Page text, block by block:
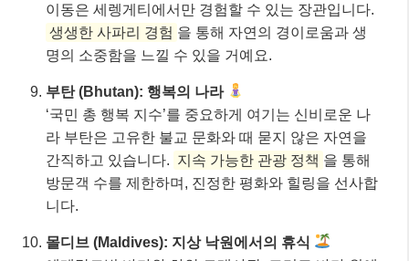
이동은 세렝게티에서만 경험할 수 있는 장관입니다.
생생한 사파리 경험 을 통해 자연의 경이로움과 생
명의 소중함을 느낄 수 있을 거예요.
부탄 (Bhutan): 행복의 나라
‘국민 총 행복 지수’를 중요하게 여기는 신비로운 나
라 부탄은 고유한 불교 문화와 때 묻지 않은 자연을
간직하고 있습니다. 지속 가능한 관광 정책 을 통해
방문객 수를 제한하며, 진정한 평화와 힐링을 선사합
니다.
몰디브 (Maldives): 지상 낙원에서의 휴식